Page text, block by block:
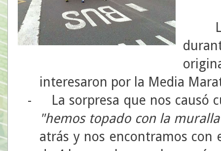
-
interesaron por la Media
-
La sorpresa que nos causó
"hemos topado con la
atrás y nos encontramos